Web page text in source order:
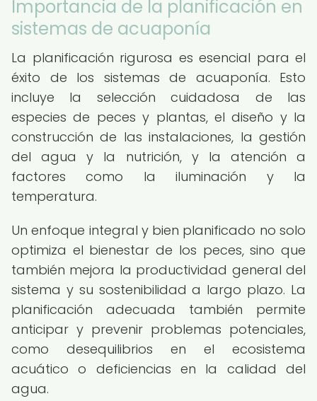
Importancia de la planificación en
sistemas de acuaponía
La planificación rigurosa es esencial para el
éxito de los sistemas de acuaponía. Esto
incluye la selección cuidadosa de las
especies de peces y plantas, el diseño y la
construcción de las instalaciones, la gestión
del agua y la nutrición, y la atención a
factores como la iluminación y la
temperatura.
Un enfoque integral y bien planificado no solo
optimiza el bienestar de los peces, sino que
también mejora la productividad general del
sistema y su sostenibilidad a largo plazo. La
planificación adecuada también permite
anticipar y prevenir problemas potenciales,
como desequilibrios en el ecosistema
acuático o deficiencias en la calidad del
agua.